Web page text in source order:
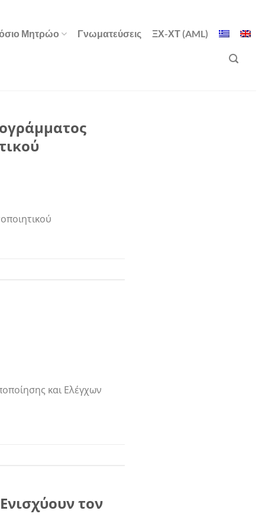
Μητρώο Γνωματεύσεις ΞΧ-ΧΤ (AML)
και Ελέγχων
τον